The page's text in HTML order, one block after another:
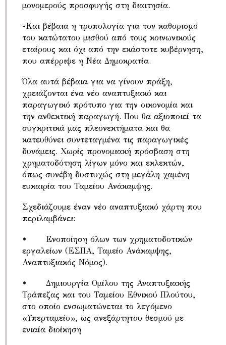
μονομερούς προσφυγής στη διαιτησία.
-Και βέβαια η τροπολογία για τον καθορισμό
του κατώτατου μισθού από τους κοινωνικούς
εταίρους και όχι από την εκάστοτε κυβέρνηση,
που απέρριψε η Νέα Δημοκρατία.
Όλα αυτά βέβαια για να γίνουν πράξη,
χρειάζονται ένα νέο αναπτυξιακό και
παραγωγικό πρότυπο για την οικονομία και
την ανθεκτική παραγωγή. Που θα αξιοποιεί τα
συγκριτικά μας πλεονεκτήματα και θα
κατευθύνει συντεταγμένα τις παραγωγικές
δυνάμεις. Χωρίς προνομιακή πρόσβαση στη
χρηματοδότηση λίγων μόνο και εκλεκτών,
όπως συνέβη δυστυχώς στη μεγάλη χαμένη
ευκαιρία του Ταμείου Ανάκαμψης.
Σχεδιάζουμε έναν νέο αναπτυξιακό χάρτη που
περιλαμβάνει:
• Ενοποίηση όλων των χρηματοδοτικών
εργαλείων (ΕΣΠΑ, Ταμείο Ανάκαμψης,
Αναπτυξιακός Νόμος).
• Δημιουργία Ομίλου της Αναπτυξιακής
Τράπεζας και του Ταμείου Εθνικού Πλούτου,
στο οποίο ενσωματώνεται το λεγόμενο
«Υπερταμείο», ως ανεξάρτητου θεσμού με
ενιαία διοίκηση